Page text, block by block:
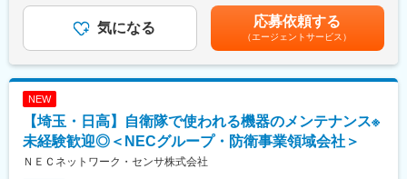
線・設計
（3）新築ビル，既存建物における弱電工事の機器設置・配線
上記各種工事における設計・施工・工程管理などの管理業務、各
などに責任を持ち、案件全体を責任者として推進する立場です。
特色、魅力：屋内工事から屋外工事まで、物理系案件からネット
ワーク系案件まで様々な業務経験を積める環境です。
現場代理人として、都市開発や全国展開案件など大きな権限を持
気になる 応募依頼する
（エージェントサービス）
NEW
【埼玉・日高】自衛隊で使われる機器のメンテナンス※
未経験歓迎◎＜NECグループ・防衛事業領域会社＞
ＮＥＣネットワーク・センサ株式会社